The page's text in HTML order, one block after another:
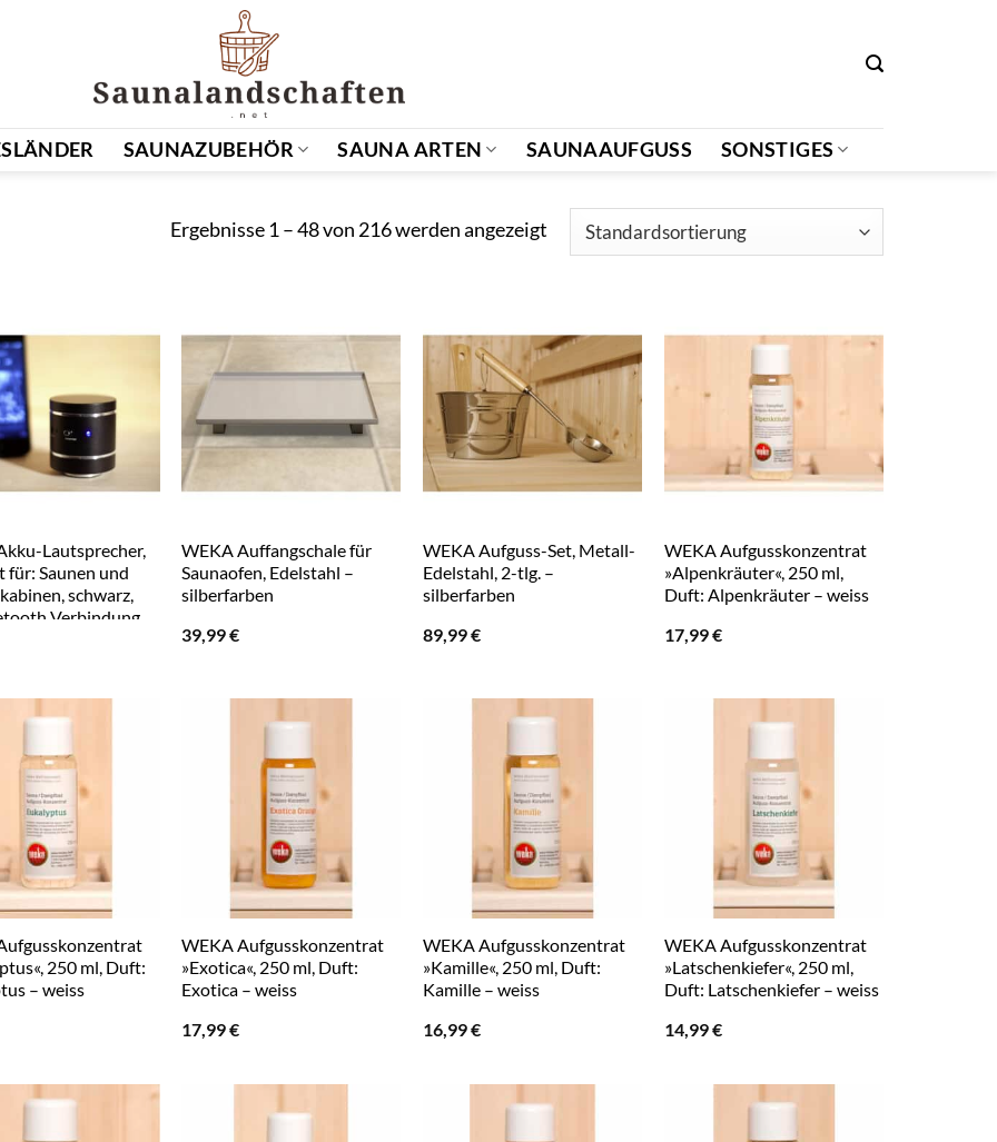
SAUNAZUBEHÖR SAUNA ARTEN SAUNAAUFGUSS SONSTIGES
Ergebnisse 1 – 48 von 216 werden angezeigt
Lautsprecher,
für: Saunen und
schwarz,
Verbindung
WEKA Auffangschale für
Saunaofen, Edelstahl –
silberfarben
39,99€
WEKA Aufguss-Set, Metall-
Edelstahl, 2-tlg. –
silberfarben
89,99€
WEKA Aufgusskonzentrat
»Alpenkräuter«, 250 ml,
Duft: Alpenkräuter – weiss
17,99€
250 ml, Duft:
– weiss
WEKA Aufgusskonzentrat
»Exotica«, 250 ml, Duft:
Exotica – weiss
17,99€
WEKA Aufgusskonzentrat
»Kamille«, 250 ml, Duft:
Kamille – weiss
16,99€
WEKA Aufgusskonzentrat
»Latschenkiefer«, 250 ml,
Duft: Latschenkiefer – weiss
14,99€